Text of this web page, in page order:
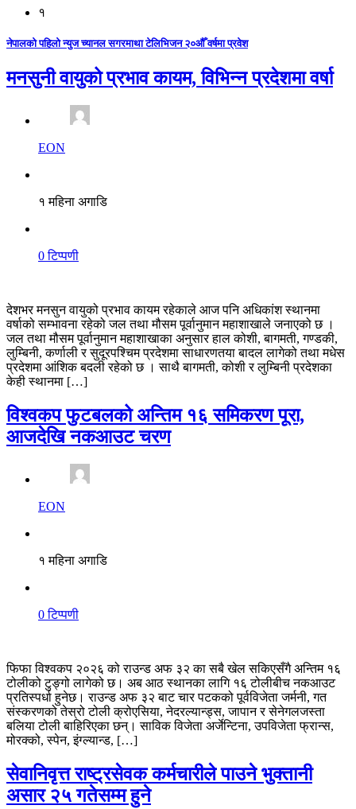
१
नेपालको पहिलो न्युज च्यानल सगरमाथा टेलिभिजन २०औँ वर्षमा प्रवेश
मनसुनी वायुको प्रभाव कायम, विभिन्न प्रदेशमा वर्षा
EON
१ महिना अगाडि
0 टिप्पणी
देशभर मनसुन वायुको प्रभाव कायम रहेकाले आज पनि अधिकांश स्थानमा
वर्षाको सम्भावना रहेको जल तथा मौसम पूर्वानुमान महाशाखाले जनाएको छ ।
जल तथा मौसम पूर्वानुमान महाशाखाका अनुसार हाल कोशी, बागमती, गण्डकी,
लुम्बिनी, कर्णाली र सुदूरपश्चिम प्रदेशमा साधारणतया बादल लागेको तथा मधेस
प्रदेशमा आंशिक बदली रहेको छ । साथै बागमती, कोशी र लुम्बिनी प्रदेशका
केही स्थानमा […]
विश्वकप फुटबलको अन्तिम १६ समिकरण पूरा,
आजदेखि नकआउट चरण
EON
१ महिना अगाडि
0 टिप्पणी
फिफा विश्वकप २०२६ को राउन्ड अफ ३२ का सबै खेल सकिएसँगै अन्तिम १६
टोलीको टुङ्गो लागेको छ। अब आठ स्थानका लागि १६ टोलीबीच नकआउट
प्रतिस्पर्धा हुनेछ। राउन्ड अफ ३२ बाट चार पटकको पूर्वविजेता जर्मनी, गत
संस्करणको तेस्रो टोली क्रोएसिया, नेदरल्यान्ड्स, जापान र सेनेगलजस्ता
बलिया टोली बाहिरिएका छन्। साविक विजेता अर्जेन्टिना, उपविजेता फ्रान्स,
मोरक्को, स्पेन, इंग्ल्यान्ड, […]
सेवानिवृत्त राष्ट्रसेवक कर्मचारीले पाउने भुक्तानी
असार २५ गतेसम्म हुने